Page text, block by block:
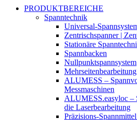
PRODUKTBEREICHE
Spanntechnik
Universal-
Zentrischspanner |
Stationäre
Spannbacken
Nullpunktspannsystem
ALUMESS –
Messmaschinen
ALUMESS.easyloc –
die Laserbearbeitung
Präzisions-